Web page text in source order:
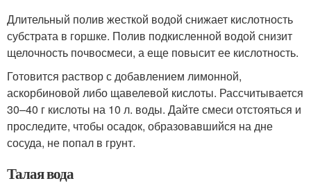
Длительный полив жесткой водой снижает кислотность
субстрата в горшке. Полив подкисленной водой снизит
щелочность почвосмеси, а еще повысит ее кислотность.
Готовится раствор с добавлением лимонной,
аскорбиновой либо щавелевой кислоты. Рассчитывается
30–40 г кислоты на 10 л. воды. Дайте смеси отстояться и
проследите, чтобы осадок, образовавшийся на дне
сосуда, не попал в грунт.
Талая вода